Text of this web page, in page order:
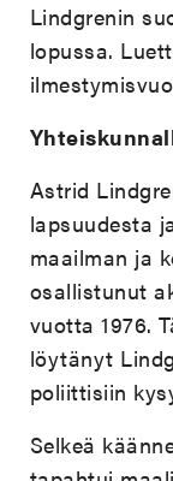
Lindgrenin
lopussa.
Astrid
lapsuudesta
maailman ja
osallistunut
vuotta 1976.
löytänyt
poliittisiin
Selkeä